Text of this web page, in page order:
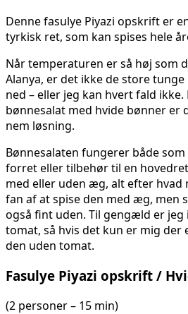
Denne fasulye Piyazi opskrift er
tyrkisk ret, som kan spises hele
Når temperaturen er så høj som
Alanya, er det ikke de store
ned – eller jeg kan hvert fald
bønnesalat med hvide bønner
nem løsning.
Bønnesalaten fungerer både
forret eller tilbehør til en
med eller uden æg, alt efter hvad
fan af at spise den med æg, men
også fint uden. Til gengæld er jeg
tomat, så hvis det kun er mig der
den uden tomat.
Fasulye Piyazi opskrift /
(2 personer – 15 min)